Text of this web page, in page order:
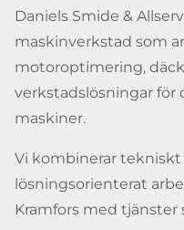
Daniels Smide &
maskinverkstad som
motoroptimering,
verkstadslösningar för
maskiner.
Vi kombinerar
lösningsorienterat
Kramfors med tjänster